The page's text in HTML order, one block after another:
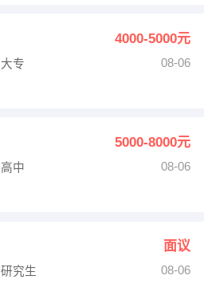
4000-5000元
大专
08-06
5000-8000元
高中
08-06
面议
研究生
08-06